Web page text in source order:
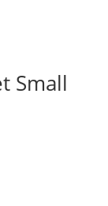
Small